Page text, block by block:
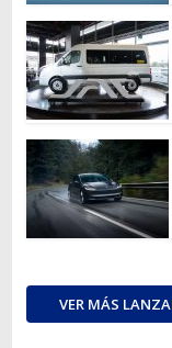
VER MÁS